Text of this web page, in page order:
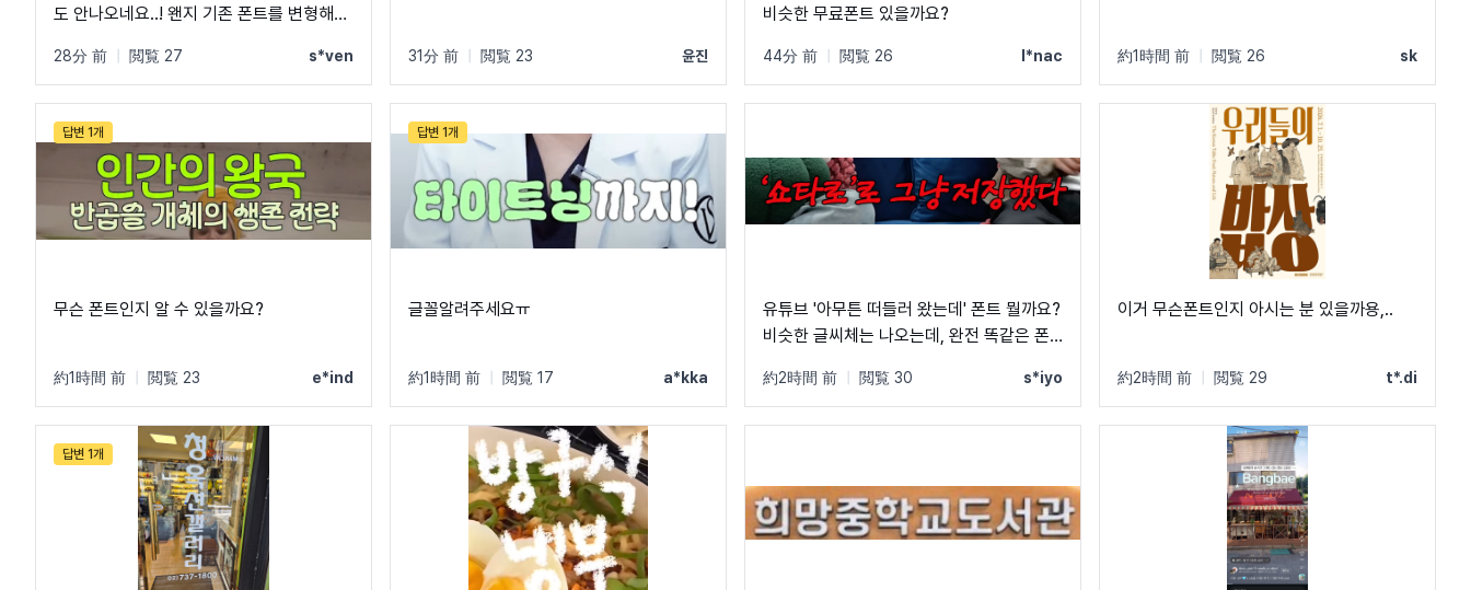
도 안나오네요..! 왠지 기존 폰트를 변형해서
니다!
28分 前 閲覧 27 s*ven 31分 前 閲覧 23 윤진
비슷한 무료폰트 있을까요?
44分 前 閲覧 26 l*nac 約1時間 前 閲覧 26 sk
답변 1개
무슨 폰트인지 알 수 있을까요?
約1時間 前 閲覧 23 e*ind
답변 1개
글꼴알려주세요ㅠ
約1時間 前 閲覧 17 a*kka
유튜브 '아무튼 떠들러 왔는데' 폰트 뭘까요?
비슷한 글씨체는 나오는데, 완전 똑같은 폰
約2時間 前 閲覧 30 s*iyo
이거 무슨폰트인지 아시는 분 있을까용,..
約2時間 前 閲覧 29 t*.di
답변 1개